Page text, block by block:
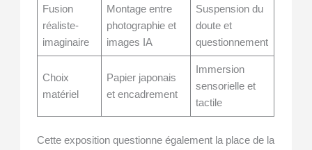
Fusion
réaliste-
imaginaire
Montage entre
photographie et
images IA
Suspension du
doute et
questionnement
Choix
matériel
Papier japonais
et encadrement
Immersion
sensorielle et
tactile
Cette exposition questionne également la place de la